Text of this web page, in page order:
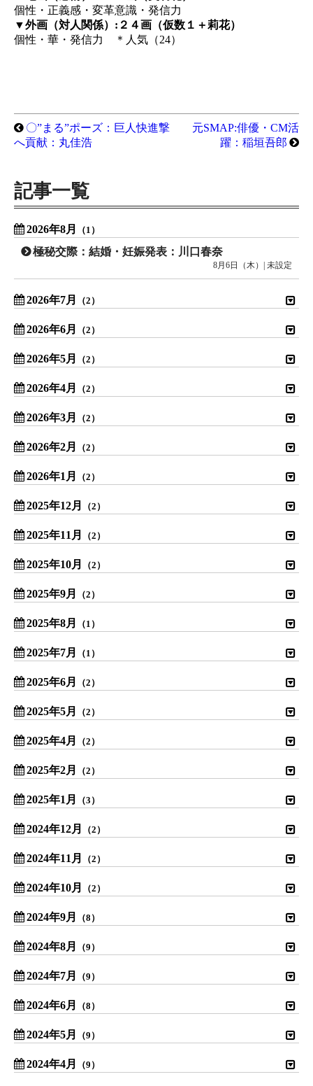
個性・正義感・変革意識・発信力
▼外画（対人関係）:２４画（仮数１＋莉花）
個性・華・発信力 ＊人気（24）
〇”まる”ポーズ：巨人快進撃
へ貢献：丸佳浩
元SMAP:俳優・CM活
躍：稲垣吾郎
記事一覧
2026年8月 （1）
極秘交際：結婚・妊娠発表：川口春奈
8月6日（木）| 未設定
2026年7月 （2）
2026年6月 （2）
2026年5月 （2）
2026年4月 （2）
2026年3月 （2）
2026年2月 （2）
2026年1月 （2）
2025年12月 （2）
2025年11月 （2）
2025年10月 （2）
2025年9月 （2）
2025年8月 （1）
2025年7月 （1）
2025年6月 （2）
2025年5月 （2）
2025年4月 （2）
2025年2月 （2）
2025年1月 （3）
2024年12月 （2）
2024年11月 （2）
2024年10月 （2）
2024年9月 （8）
2024年8月 （9）
2024年7月 （9）
2024年6月 （8）
2024年5月 （9）
2024年4月 （9）